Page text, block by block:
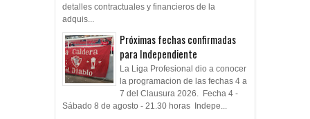
detalles contractuales y financieros de la
adquis...
Próximas fechas confirmadas
para Independiente
La Liga Profesional dio a conocer
la programacion de las fechas 4 a
7 del Clausura 2026. Fecha 4 -
Sábado 8 de agosto - 21.30 horas Indepe...